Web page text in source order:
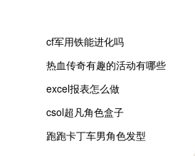
cf军用铁能进化吗
热血传奇有趣的活动有哪些
excel报表怎么做
csol超凡角色盒子
跑跑卡丁车男角色发型